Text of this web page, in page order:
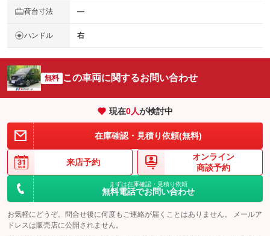
荷台寸法 ―
ハンドル 右
無料 この車両に関するお問い合わせ
現在0人が検討中
在庫確認・見積り依頼(無料)
来店予約
オンライン
商談予約
まずは在庫確認・見積り依頼
無料電話でお問い合わせ
お気軽にどうぞ。問合せ後に何度もご連絡が届くことはありません。 メールア
ドレスは販売店に公開されません。